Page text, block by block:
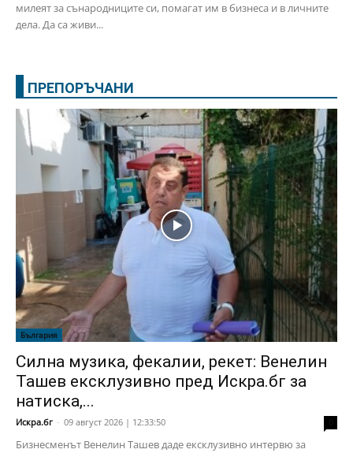
милеят за сънародниците си, помагат им в бизнеса и в личните
дела. Да са живи...
ПРЕПОРЪЧАНИ
България
Силна музика, фекалии, рекет: Венелин
Ташев ексклузивно пред Искра.бг за
натиска,...
Искра.бг - 09 август 2026 | 12:33:50
Бизнесменът Венелин Ташев даде ексклузивно интервю за